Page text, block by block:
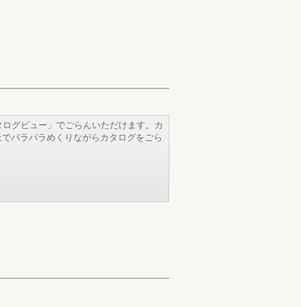
グビュー」でごらんいただけます。カ
パラパラめくりながらカタログをごら